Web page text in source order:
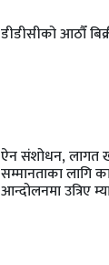
डीडीसीको आठौँ
ऐन संशोधन, लागत
सम्मानताका लागि
आन्दोलनमा उत्रिए